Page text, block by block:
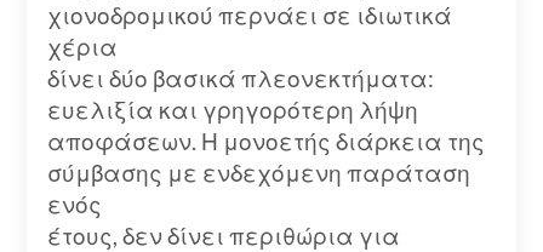
χιονοδρομικού περνάει σε ιδιωτικά
χέρια
δίνει δύο βασικά πλεονεκτήματα:
ευελιξία και γρηγορότερη λήψη
αποφάσεων. Η μονοετής διάρκεια της
σύμβασης με ενδεχόμενη παράταση
ενός
έτους, δεν δίνει περιθώρια για